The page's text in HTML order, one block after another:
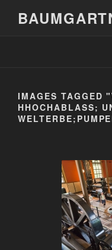
IMAGES TAGGED
HHOCHABLASS;